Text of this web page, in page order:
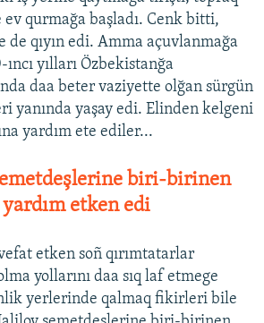
ev qurmağa başladı. Cenk bitti,
de qıyın edi. Amma açuvlanmağa
yılları Özbekistanğa
daa beter vaziyette olğan sürgün
yanında yaşay edi. Elinden kelgeni
yardım ete ediler...
biri-birinen
etken edi
etken soñ qırımtatarlar
yollarını daa sıq laf etmege
yerlerinde qalmaq fikirleri bile